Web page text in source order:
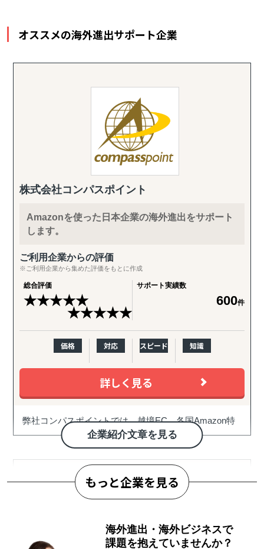
オススメの海外進出サポート企業
株式会社コンパスポイント
Amazonを使った日本企業の海外進出をサポート
します。
ご利用企業からの評価
※ご利用企業から集めた評価をもとに作成
総合評価
★★★★★
★★★★★
サポート実績数
600件
価格 対応 スピード 知識
詳しく見る
企業紹介文章を見る
弊社コンパスポイントでは、越境EC、各国Amazon特
有のノウハウに加え、
貿易に関する知識と数多くの企業様への支援実績に基
づいて
Amazonを中心とした国内外EC全般のサポートとコン
サルティングを提供させて頂いております。
販路開拓支援アドバイザー、
JICAマッチング相談窓口コンサルタント、
企業のグローバル戦略を一気に加速！拠点設立か
もっと企業を見る
海外進出・海外ビジネスで
課題を抱えていませんか？